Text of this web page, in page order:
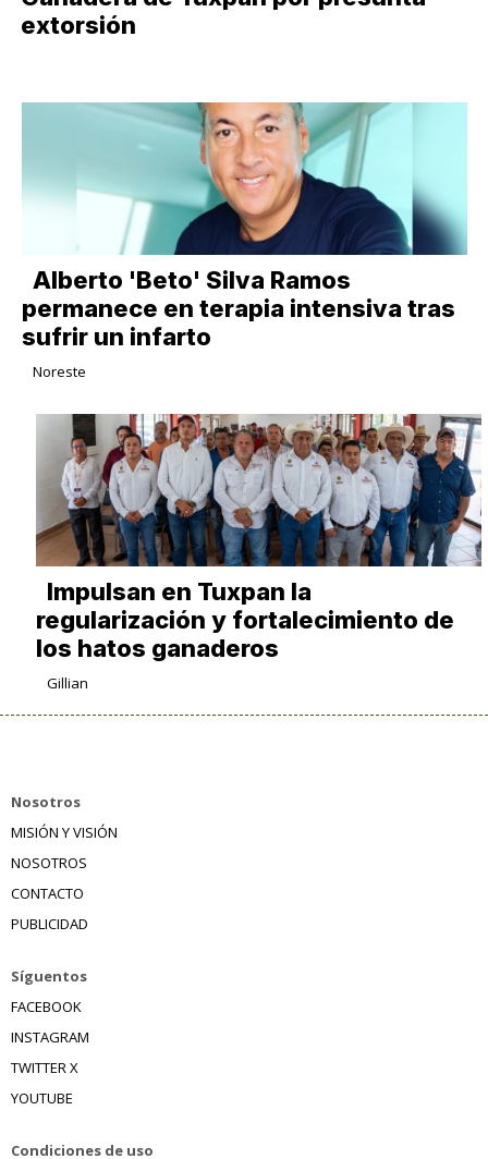
extorsión
Alberto 'Beto' Silva Ramos
permanece en terapia intensiva tras
sufrir un infarto
Noreste
Impulsan en Tuxpan la
regularización y fortalecimiento de
los hatos ganaderos
Gillian
Nosotros
MISIÓN Y VISIÓN
NOSOTROS
CONTACTO
PUBLICIDAD
Síguentos
FACEBOOK
INSTAGRAM
TWITTER X
YOUTUBE
Condiciones de uso